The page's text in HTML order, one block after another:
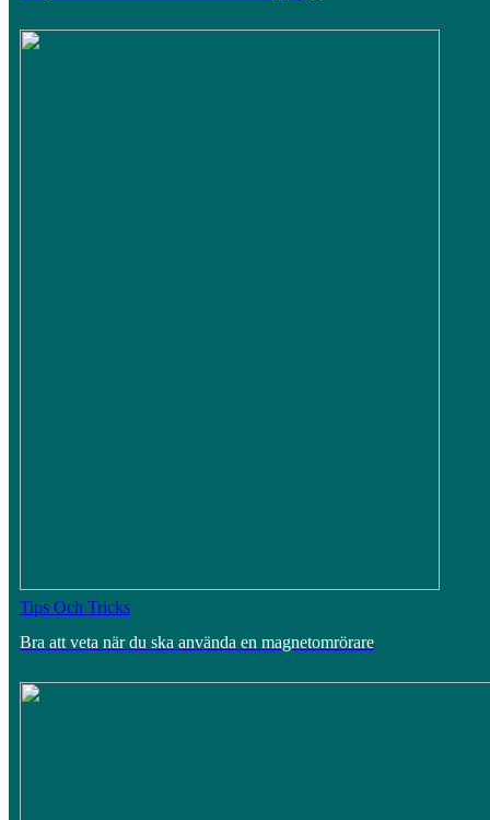
Tips Och Tricks
Bra att veta när du ska använda en magnetomrörare